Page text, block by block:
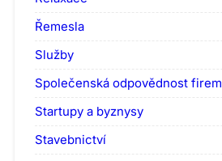
Řemesla
Služby
Společenská odpovědnost firem
Startupy a byznysy
Stavebnictví